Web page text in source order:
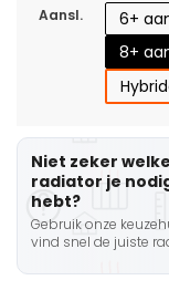
Aansl.
6+
8+
Niet zeker welke
radiator je
hebt?
Gebruik onze
vind snel de juiste